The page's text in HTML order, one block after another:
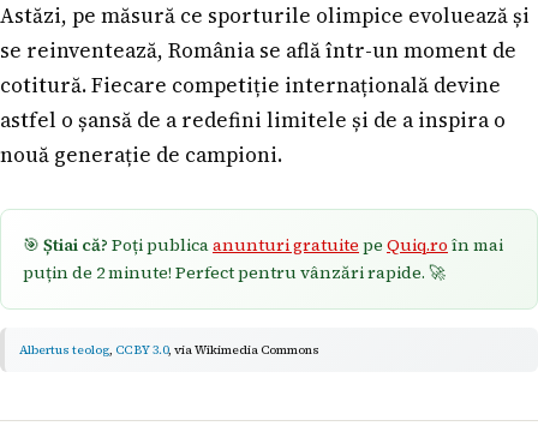
Astăzi, pe măsură ce sporturile olimpice evoluează și
se reinventează, România se află într-un moment de
cotitură. Fiecare competiție internațională devine
astfel o șansă de a redefini limitele și de a inspira o
nouă generație de campioni.
🎯 Știai că? Poți publicaanunturi gratuite pe Quiq.ro în mai
puțin de 2 minute! Perfect pentru vânzări rapide. 🚀
Albertus teolog, CC BY 3.0, viaWikimedia Commons